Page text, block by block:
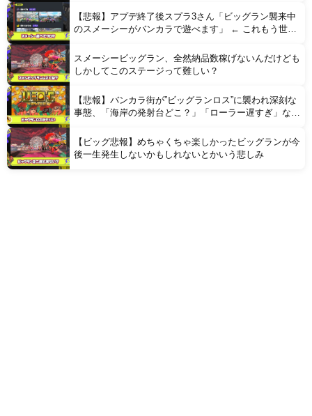
【悲報】アプデ終了後スプラ3さん「ビッグラン襲来中
のスメーシーがバンカラで遊べます」 ← これもう世界
スメーシービッグラン、全然納品数稼げないんだけども
しかしてこのステージって難しい？
【悲報】バンカラ街が”ビッグランロス”に襲われ深刻な
事態、「海岸の発射台どこ？」「ローラー遅すぎ」など
【ビッグ悲報】めちゃくちゃ楽しかったビッグランが今
後一生発生しないかもしれないとかいう悲しみ